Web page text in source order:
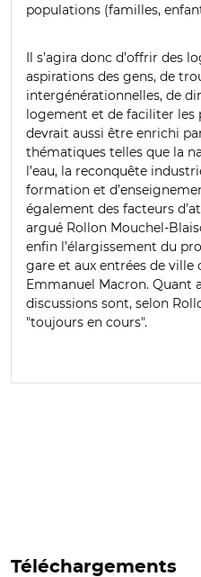
populations (familles,
Il s’agira donc d’offrir des
aspirations des gens, de
intergénérationnelles, de
logement et de faciliter les
devrait aussi être enrichi
thématiques telles que la
l’eau, la reconquête
formation et
également des facteurs
argué Rollon Mouchel-
enfin l’élargissement du
gare et aux entrées de
Emmanuel Macron. Quant
discussions sont, selon
"toujours en cours".
Téléchargements